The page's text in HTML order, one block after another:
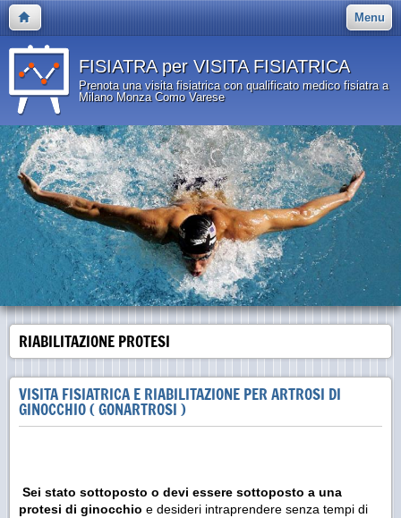
Menu
FISIATRA per VISITA FISIATRICA
Prenota una visita fisiatrica con qualificato medico fisiatra a
Milano Monza Como Varese
RIABILITAZIONE PROTESI
VISITA FISIATRICA E RIABILITAZIONE PER ARTROSI DI
GINOCCHIO ( GONARTROSI )
Sei stato sottoposto o devi essere sottoposto a una
protesi di ginocchio e desideri intraprendere senza tempi di